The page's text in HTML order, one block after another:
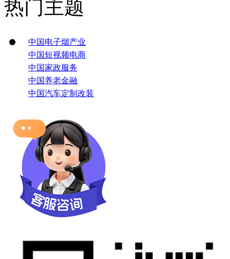
热门主题
中国电子烟产业
中国短视频电商
中国家政服务
中国养老金融
中国汽车定制改装